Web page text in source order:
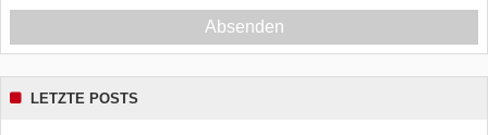
Absenden
LETZTE POSTS